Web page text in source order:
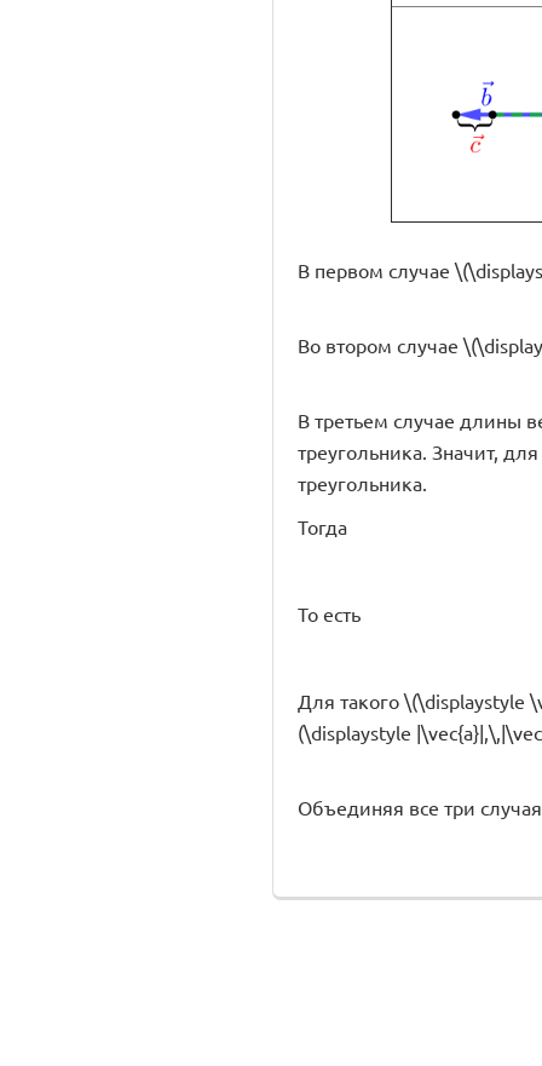
В первом случае
Во втором случае
В третьем случае длины
треугольника. Значит,
треугольника.
Тогда
То есть
Для такого \(\displaystyle
(\displaystyle
Объединяя все три